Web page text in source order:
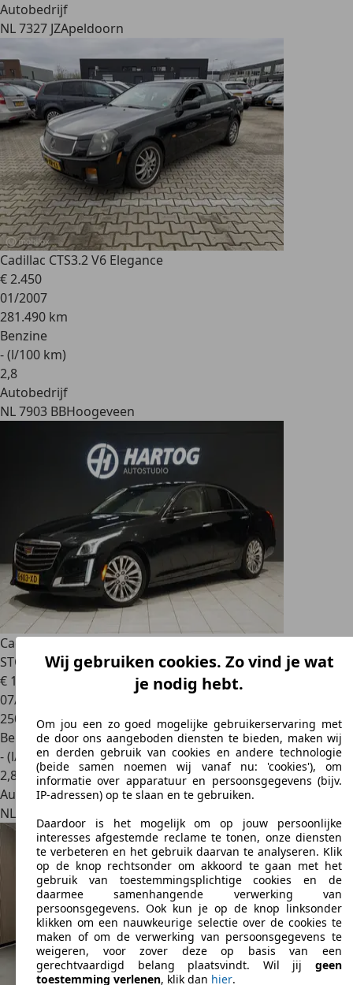
Autobedrijf
NL 7327 JZApeldoorn
Cadillac CTS3.2 V6 Elegance
€ 2.450
01/2007
281.490 km
Benzine
- (l/100 km)
2,8
Autobedrijf
NL 7903 BBHoogeveen
Cadillac CTS
STOELVERK
€ 18.900
07/2015
250.587 km
Benzine
- (l/100 km)
2,8
Autobedrijf
NL 4004 JV
Wij gebruiken cookies. Zo vind je wat
je nodig hebt.
Om jou een zo goed mogelijke gebruikerservaring met
de door ons aangeboden diensten te bieden, maken wij
en derden gebruik van cookies en andere technologie
(beide samen noemen wij vanaf nu: 'cookies'), om
informatie over apparatuur en persoonsgegevens (bijv.
IP-adressen) op te slaan en te gebruiken.
Daardoor is het mogelijk om op jouw persoonlijke
interesses afgestemde reclame te tonen, onze diensten
te verbeteren en het gebruik daarvan te analyseren. Klik
op de knop rechtsonder om akkoord te gaan met het
gebruik van toestemmingsplichtige cookies en de
daarmee samenhangende verwerking van
persoonsgegevens. Ook kun je op de knop linksonder
klikken om een nauwkeurige selectie over de cookies te
maken of om de verwerking van persoonsgegevens te
weigeren, voor zover deze op basis van een
gerechtvaardigd belang plaatsvindt. Wil jij geen
toestemming verlenen, klik dan hier.